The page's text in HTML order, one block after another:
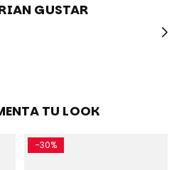
GUSTAR
TU LOOK
-30%